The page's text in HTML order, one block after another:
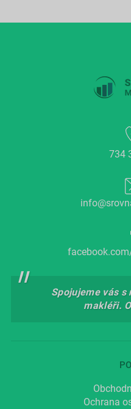
734
Spojujeme vás
makléři.
Ochrana